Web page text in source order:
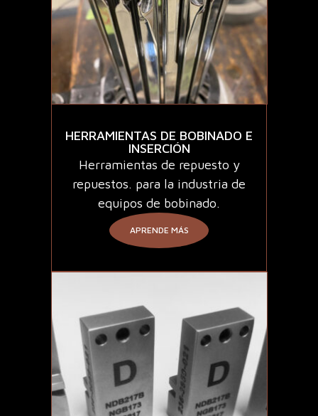
HERRAMIENTAS DE BOBINADO E
INSERCIÓN
Herramientas de repuesto y
repuestos. para la industria de
equipos de bobinado.
APRENDE MÁS